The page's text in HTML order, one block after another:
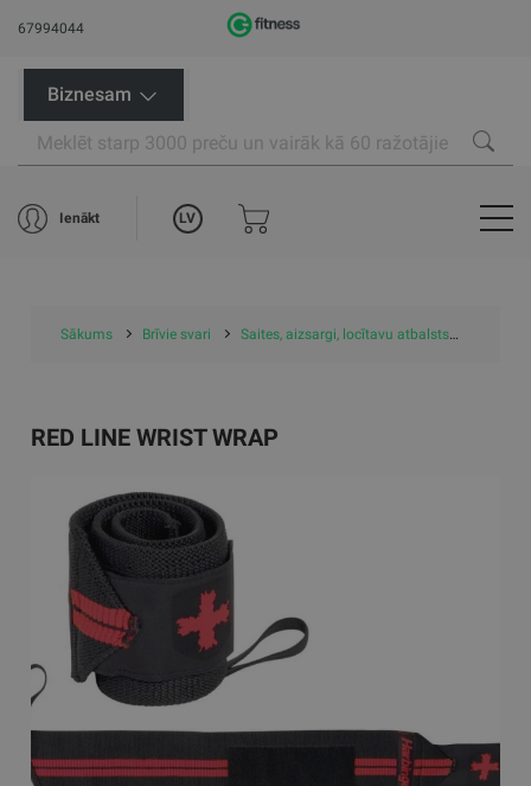
67994044
Biznesam
Ienākt LV
Sākums Brīvie svari Saites, aizsargi, locītavu atbalsts
RED LINE WRIST WRAP